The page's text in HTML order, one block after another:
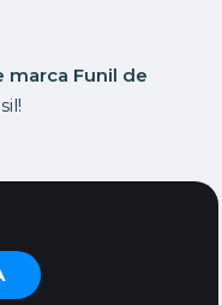
Funil de